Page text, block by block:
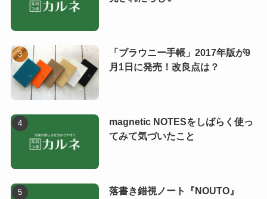
「ブラウニー手帳」2017年版が9
月1日に発売！改良点は？
magnetic NOTESをしばらく使っ
てみて気づいたこと
落書き錯視ノート『NOUTO』